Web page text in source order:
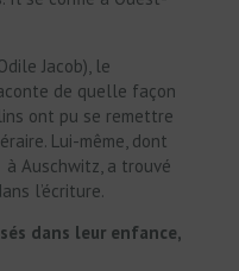
Jacob), le
de quelle façon
ont pu se remettre
Lui-même, dont
Auschwitz, a trouvé
l’écriture.
dans leur enfance,